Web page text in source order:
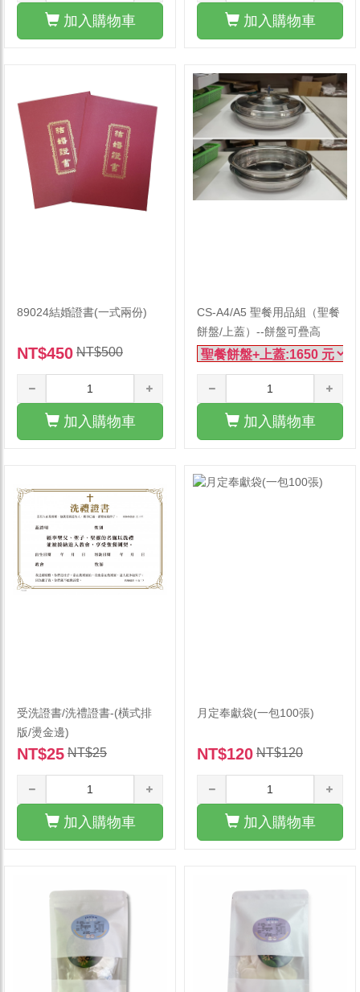
加入購物車 加入購物車
89024結婚證書(一式兩份)
NT$450 NT$500
加入購物車
CS-A4/A5 聖餐用品組（聖餐
餅盤/上蓋）--餅盤可疊高
加入購物車
受洗證書/洗禮證書-(橫式排
版/燙金邊)
NT$25 NT$25
加入購物車
月定奉獻袋(一包100張)
NT$120 NT$120
加入購物車